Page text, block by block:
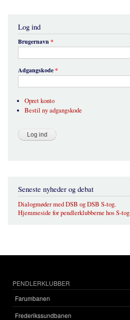
Log ind
Brugernavn*
Adgangskode*
Opret konto
Bestil ny adgangskode
Seneste nyheder og debat
Dialogmøder med DSB og DSB S-tog.
Hjemmeside for pendlerklubberne hos S-tog
PENDLERKLUBBER
Farumbanen
Frederikssundbanen